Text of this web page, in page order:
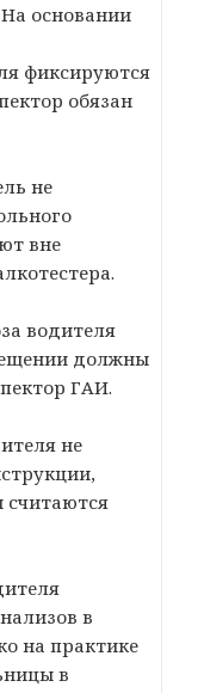
основании
фиксируются
обязан
не
вне
водителя
должны
ГАИ.
не
считаются
в
на практике
в